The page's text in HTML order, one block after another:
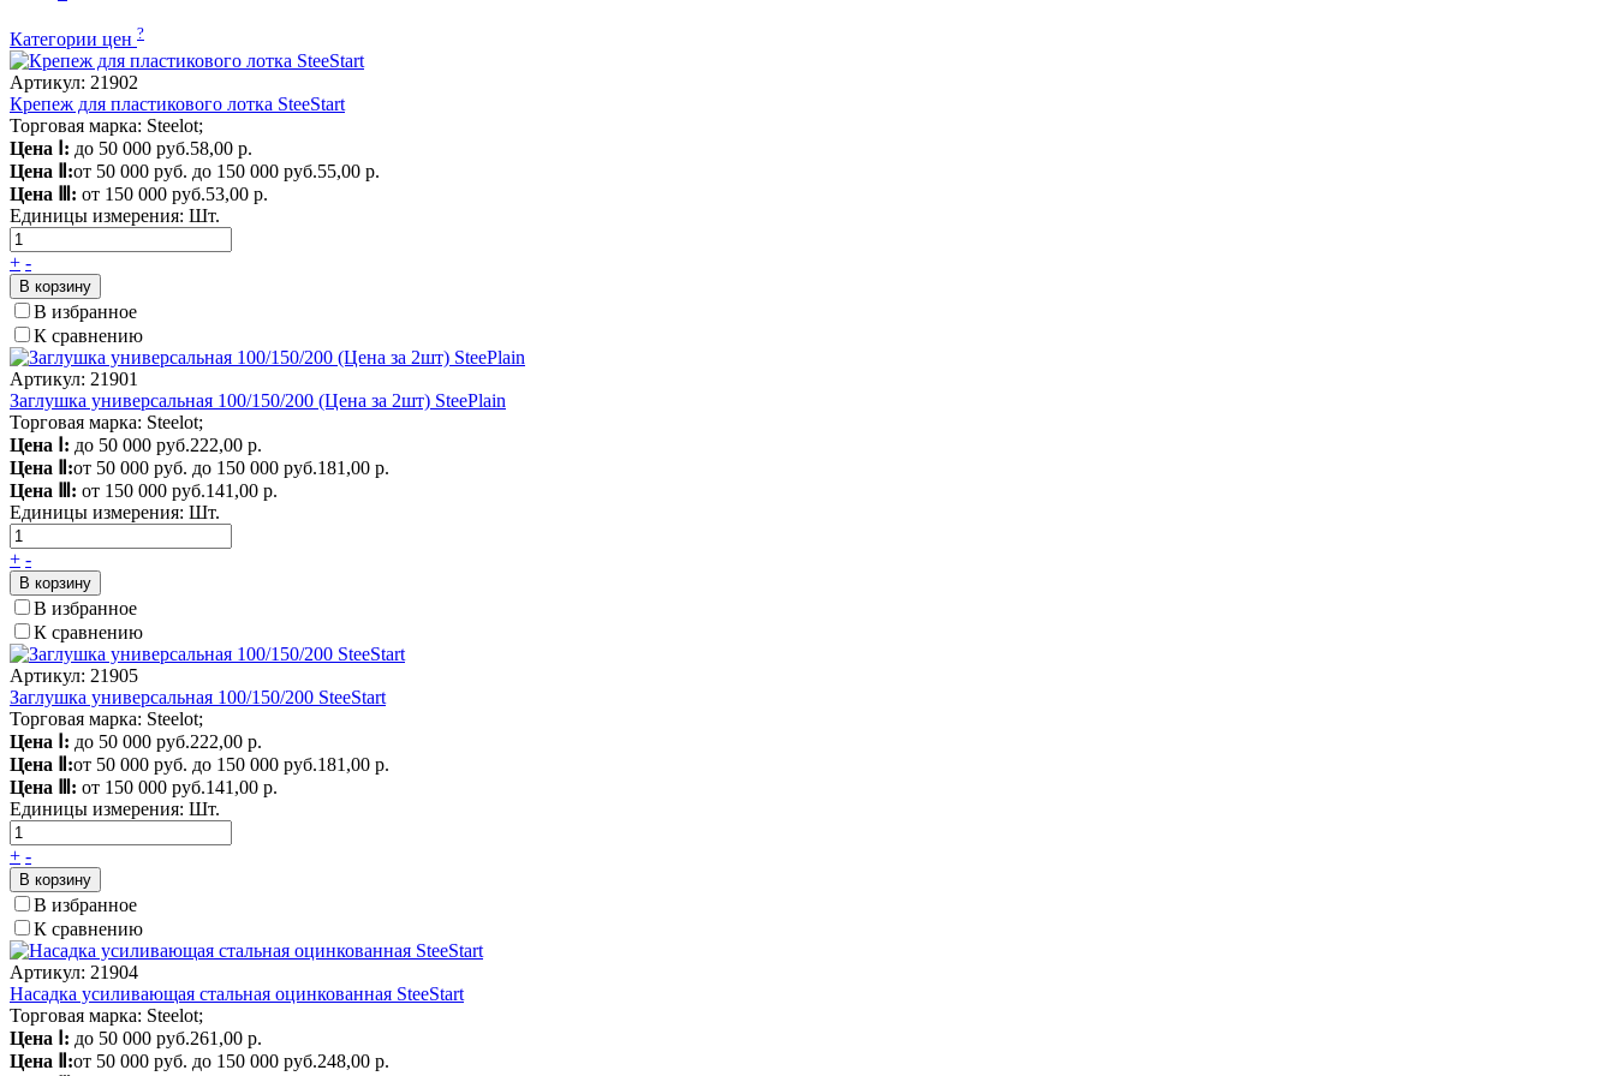
Категории цен ?
Артикул: 21902
Крепеж для пластикового лотка SteeStart
Торговая марка: Steelot;
Цена Ⅰ: до 50 000 руб.58,00 р.
Цена Ⅱ:от 50 000 руб. до 150 000 руб.55,00 р.
Цена Ⅲ: от 150 000 руб.53,00 р.
Единицы измерения: Шт.
+ -
В корзину
В избранное
К сравнению
Артикул: 21901
Заглушка универсальная 100/150/200 (Цена за 2шт) SteePlain
Торговая марка: Steelot;
Цена Ⅰ: до 50 000 руб.222,00 р.
Цена Ⅱ:от 50 000 руб. до 150 000 руб.181,00 р.
Цена Ⅲ: от 150 000 руб.141,00 р.
Единицы измерения: Шт.
+ -
В корзину
В избранное
К сравнению
Артикул: 21905
Заглушка универсальная 100/150/200 SteeStart
Торговая марка: Steelot;
Цена Ⅰ: до 50 000 руб.222,00 р.
Цена Ⅱ:от 50 000 руб. до 150 000 руб.181,00 р.
Цена Ⅲ: от 150 000 руб.141,00 р.
Единицы измерения: Шт.
+ -
В корзину
В избранное
К сравнению
Артикул: 21904
Насадка усиливающая стальная оцинкованная SteeStart
Торговая марка: Steelot;
Цена Ⅰ: до 50 000 руб.261,00 р.
Цена Ⅱ:от 50 000 руб. до 150 000 руб.248,00 р.